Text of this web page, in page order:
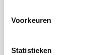
Voorkeuren
Statistieken